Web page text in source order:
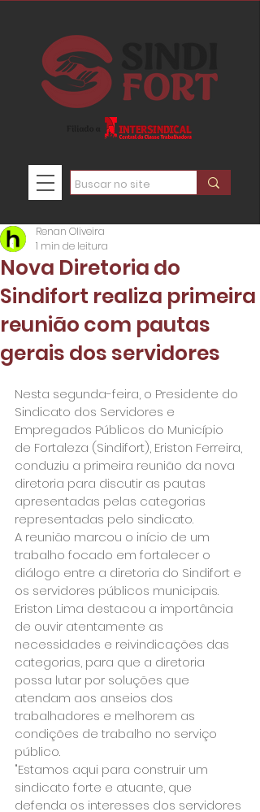
Nova Diretoria do
Sindifort realiza primeira
reunião com pautas
gerais dos servidores
Renan Oliveira
1 min de leitura
Nesta segunda-feira, o Presidente do
Sindicato dos Servidores e
Empregados Públicos do Município
de Fortaleza (Sindifort), Eriston Ferreira,
conduziu a primeira reunião da nova
diretoria para discutir as pautas
apresentadas pelas categorias
representadas pelo sindicato.
A reunião marcou o início de um
trabalho focado em fortalecer o
diálogo entre a diretoria do Sindifort e
os servidores públicos municipais.
Eriston Lima destacou a importância
de ouvir atentamente as
necessidades e reivindicações das
categorias, para que a diretoria
possa lutar por soluções que
atendam aos anseios dos
trabalhadores e melhorem as
condições de trabalho no serviço
público.
"Estamos aqui para construir um
sindicato forte e atuante, que
defenda os interesses dos servidores